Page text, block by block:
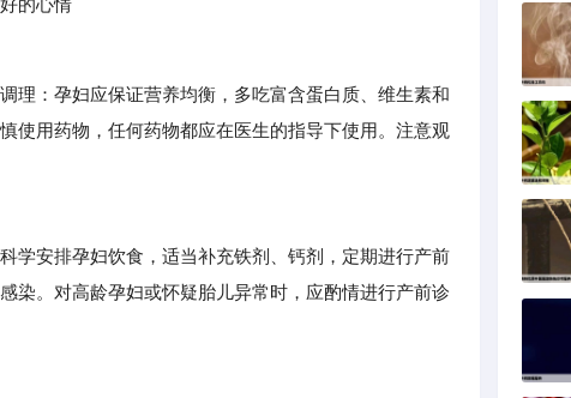
的心情
：孕妇应保证营养均衡，多吃富含蛋白质、维生素和
使用药物，任何药物都应在医生的指导下使用。注意观
安排孕妇饮食，适当补充铁剂、钙剂，定期进行产前
染。对高龄孕妇或怀疑胎儿异常时，应酌情进行产前诊